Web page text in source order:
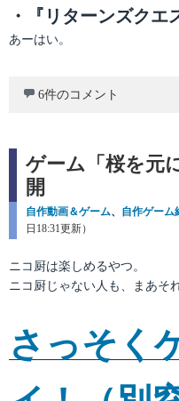
・『リターンズクエ
あーはい。
6件のコメント
ゲーム「桜を元
開
カ
テ
リ
ー
自作動画＆ゲーム、 自作ゲーム
日18:31更新）
ニコ厨は楽しめるやつ。
ニコ厨じゃない人も、まあそ
さっそく